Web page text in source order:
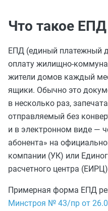
Что такое ЕПД
ЕПД (единый платежный
оплату жилищно-
жители домов каждый
ящики. Обычно это
в несколько раз,
отправляемый без
и в электронном виде —
абонента» на
компании (УК) или
расчетного центра
Примерная форма ЕПД
Минстроя № 43/пр от